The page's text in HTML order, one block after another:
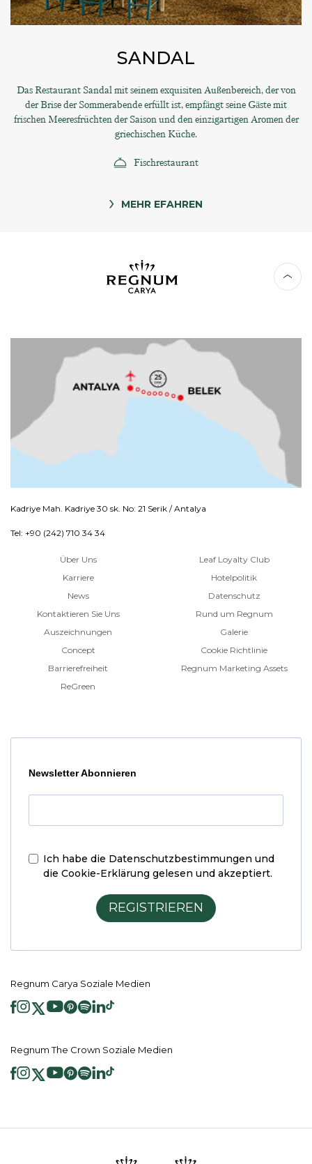
SANDAL
Das Restaurant Sandal mit seinem exquisiten Außenbereich, der von
der Brise der Sommerabende erfüllt ist, empfängt seine Gäste mit
frischen Meeresfrüchten der Saison und den einzigartigen Aromen der
griechischen Küche.
Fischrestaurant
MEHR EFAHREN
Kadriye Mah. Kadriye 30 sk. No: 21 Serik / Antalya
Tel: +90 (242) 710 34 34
Über Uns
Karriere
News
Kontaktieren Sie Uns
Auszeichnungen
Concept
Barrierefreiheit
ReGreen
Leaf Loyalty Club
Hotelpolitik
Datenschutz
Rund um Regnum
Galerie
Cookie Richtlinie
Regnum Marketing Assets
Newsletter Abonnieren
Ich habe die Datenschutzbestimmungen und
die Cookie-Erklärung gelesen und akzeptiert.
REGISTRIEREN
Regnum Carya Soziale Medien
Regnum The Crown Soziale Medien